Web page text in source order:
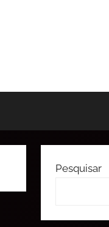
Pesquisar